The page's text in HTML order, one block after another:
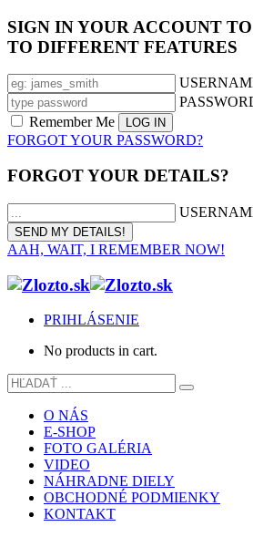
SIGN IN YOUR ACCOUNT
TO DIFFERENT FEATURES
Remember Me
FORGOT YOUR PASSWORD?
FORGOT YOUR DETAILS?
AAH, WAIT, I REMEMBER NOW!
PRIHLÁSENIE
No products in cart.
O NÁS
E-SHOP
FOTO GALÉRIA
VIDEO
NÁHRADNE DIELY
OBCHODNÉ PODMIENKY
KONTAKT